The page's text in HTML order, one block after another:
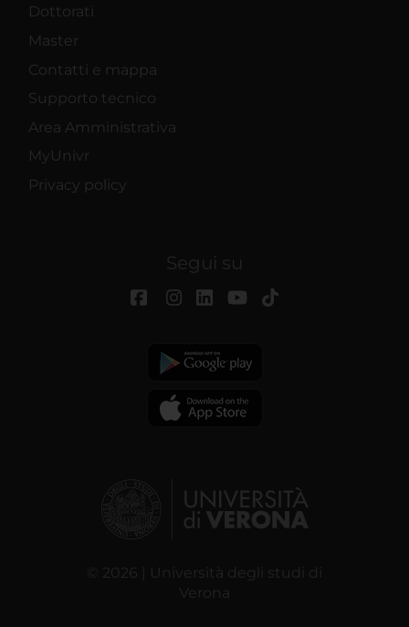
Dottorati
Master
Contatti e mappa
Supporto tecnico
Area Amministrativa
MyUnivr
Privacy policy
Segui su
© 2026 | Università degli studi di
Verona